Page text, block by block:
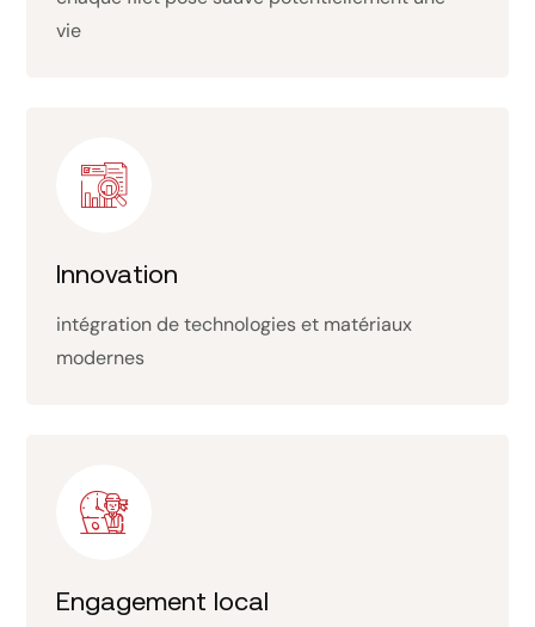
vie
Innovation
intégration de technologies et matériaux
modernes
Engagement local